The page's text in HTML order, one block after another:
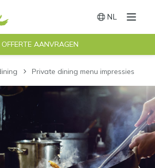
Menu
NL
Switch
OFFERTE AANVRAGEN
Private dining menu impressies